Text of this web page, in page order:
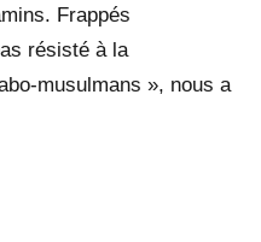
Frappés
résisté à la
musulmans », nous a